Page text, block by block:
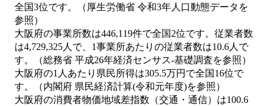
全国3位です。（厚生労働省 令和3年人口動態データを
参照）
大阪府の事業所数は446,119件で全国2位です。従業者数
は4,729,325人で、1事業所あたりの従業者数は10.6人で
す。（総務省 平成26年経済センサス‐基礎調査を参照）
大阪府の1人あたり県民所得は305.5万円で全国16位で
す。（内閣府 県民経済計算(令和元年度)を参照）
大阪府の消費者物価地域差指数（交通・通信）は100.6